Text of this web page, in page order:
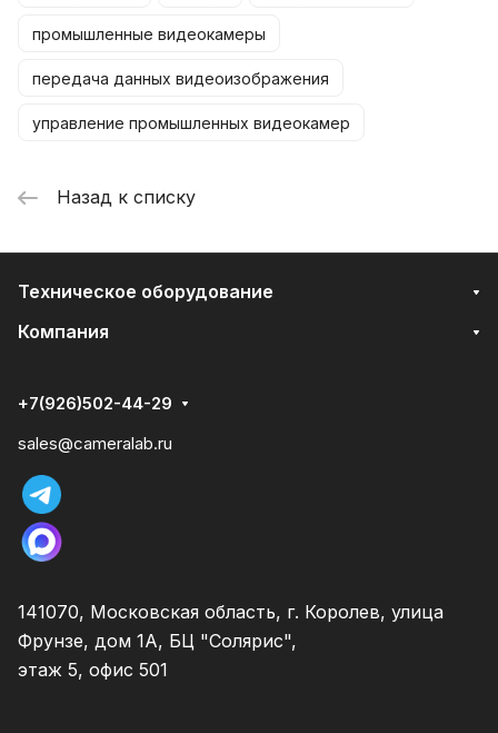
промышленные видеокамеры
передача данных видеоизображения
управление промышленных видеокамер
Назад к списку
Техническое оборудование
Компания
+7(926)502-44-29
sales@cameralab.ru
141070, Московская область, г. Королев, улица
Фрунзе, дом 1А, БЦ "Солярис",
этаж 5, офис 501